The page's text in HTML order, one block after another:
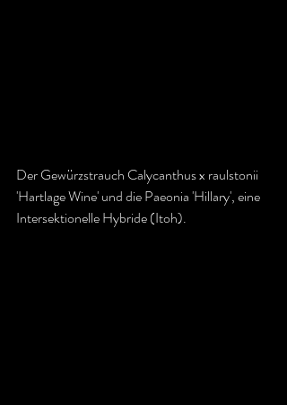
Der Gewürzstrauch Calycanthus x raulstonii
'Hartlage Wine' und die Paeonia 'Hillary', eine
Intersektionelle Hybride (Itoh).